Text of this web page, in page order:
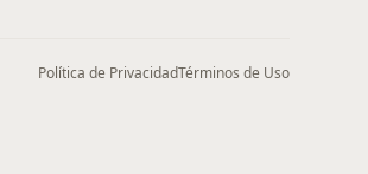
Política de PrivacidadTérminos de Uso